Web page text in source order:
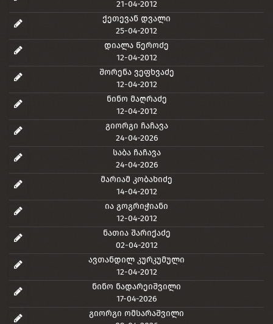
21-04-2012
ქეთევან დვალი
25-04-2012
დიალა წეროძე
12-04-2012
შორენა ვეფხვაძე
12-04-2012
ნინო მაღრაძე
12-04-2012
გიორგი ჩაჩავა
24-04-2026
საბა ჩაჩავა
24-04-2026
მარიამ კობახიძე
14-04-2012
ია გოგრიჭიანი
12-04-2012
ნათია შარიქაძე
02-04-2012
ავთანდილ კურკუმული
12-04-2012
ნინო ნადარეიშვილი
17-04-2026
გიორგი ომსარაშვილი